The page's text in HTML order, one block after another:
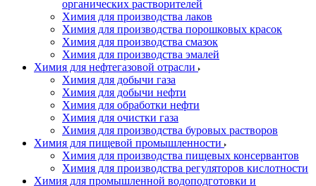
органических растворителей
Химия для производства лаков
Химия для производства порошковых красок
Химия для производства смазок
Химия для производства эмалей
Химия для нефтегазовой отрасли
Химия для добычи газа
Химия для добычи нефти
Химия для обработки нефти
Химия для очистки газа
Химия для производства буровых растворов
Химия для пищевой промышленности
Химия для производства пищевых консервантов
Химия для производства регуляторов кислотности
Химия для промышленной водоподготовки и